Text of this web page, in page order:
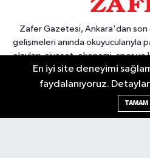
Zafer Gazetesi, Ankara'dan son
gelişmeleri anında okuyucularıyla
olayları, siyaset, ekonomi, spor
Gazetesi'ni takip edin.
En iyi site deneyimi
faydalanıyoruz.
TAMAM